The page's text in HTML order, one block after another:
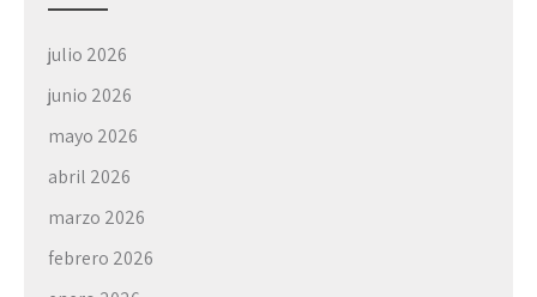
julio 2026
junio 2026
mayo 2026
abril 2026
marzo 2026
febrero 2026